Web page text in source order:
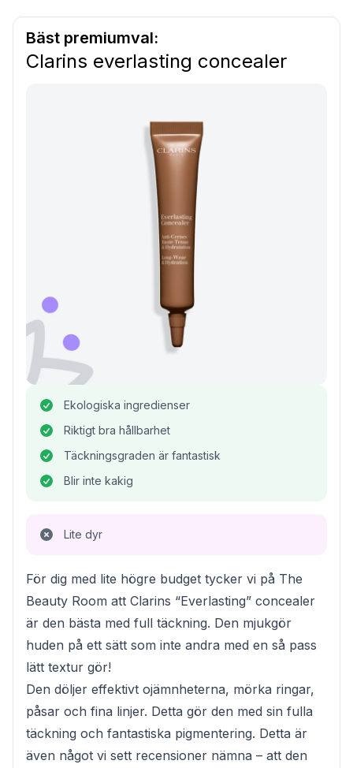
Bäst premiumval:
Clarins everlasting concealer
Ekologiska ingredienser
Riktigt bra hållbarhet
Täckningsgraden är fantastisk
Blir inte kakig
Lite dyr
För dig med lite högre budget tycker vi på The
Beauty Room att Clarins “Everlasting” concealer
är den bästa med full täckning. Den mjukgör
huden på ett sätt som inte andra med en så pass
lätt textur gör!
Den döljer effektivt ojämnheterna, mörka ringar,
påsar och fina linjer. Detta gör den med sin fulla
täckning och fantastiska pigmentering. Detta är
även något vi sett recensioner nämna – att den